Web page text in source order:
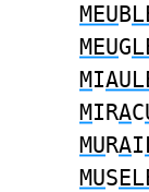
MEUB
MEUG
MI
MIRAC
MURAI
MUS